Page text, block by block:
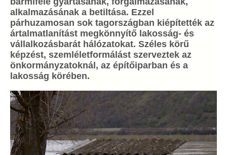
alkalmazásának a betiltása. Ezzel
párhuzamosan sok tagországban kiépítették az
ártalmatlanítást megkönnyítő lakosság- és
vállalkozásbarát hálózatokat. Széles körű
képzést, szemléletformálást szerveztek az
önkormányzatoknál, az építőiparban és a
lakosság körében.